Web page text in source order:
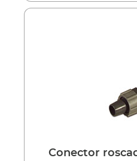
Conector